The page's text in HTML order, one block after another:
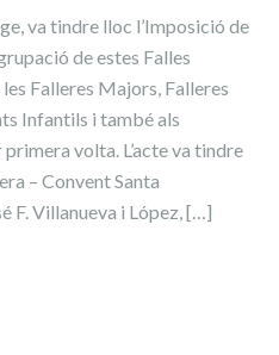
va tindre lloc l’Imposició de
de estes Falles
les Falleres Majors, Falleres
Infantils i també als
volta. L’acte va tindre
– Convent Santa
F. Villanueva i López, […]